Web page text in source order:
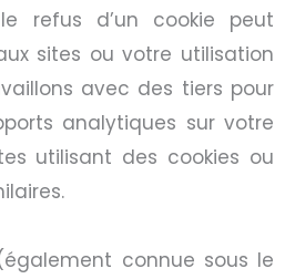
refus d’un cookie peut
sites ou votre utilisation
avec des tiers pour
analytiques sur votre
utilisant des cookies ou
connue sous le